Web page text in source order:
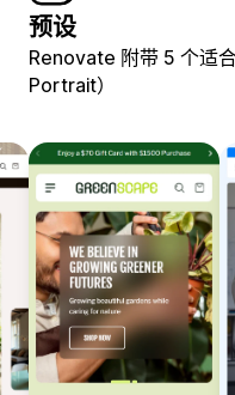
预设
Renovate 附带 5 个适
Portrait）